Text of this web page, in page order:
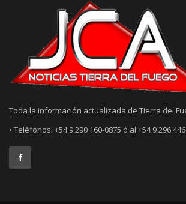
Toda la información actualizada de Tierra del
• Teléfonos: +54 9 290 160-0875 ó al +54 9 296